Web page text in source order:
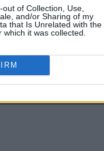
of Collection, Use,
and/or Sharing of my
that Is Unrelated with the
which it was collected.
che da segnalarlo alla redazione
), che provvederà
testata giornalistica, ma un sito di
e non è in alcun modo collegato